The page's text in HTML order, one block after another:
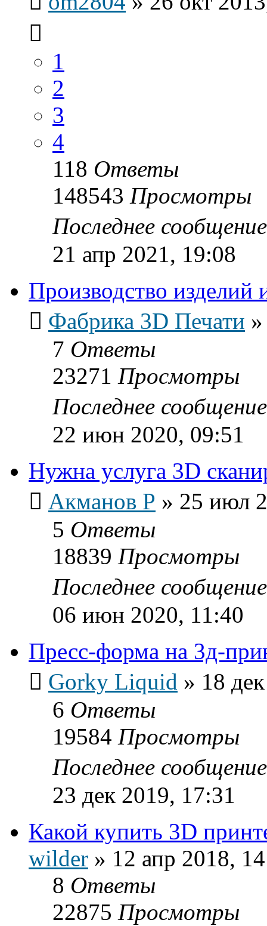
1
2
3
4
118 Ответы
148543 Просмотры
Последнее
21 апр 2021, 19:08
Производство
Фабрика 3D Печати
7 Ответы
23271 Просмотры
Последнее
22 июн 2020, 09:51
Нужна услуга 3D
Акманов Р » 25 июл
5 Ответы
18839 Просмотры
Последнее
06 июн 2020, 11:40
Пресс-форма на 3д-
Gorky Liquid » 18
6 Ответы
19584 Просмотры
Последнее
23 дек 2019, 17:31
Какой купить 3D
wilder » 12 апр 2018,
8 Ответы
22875 Просмотры